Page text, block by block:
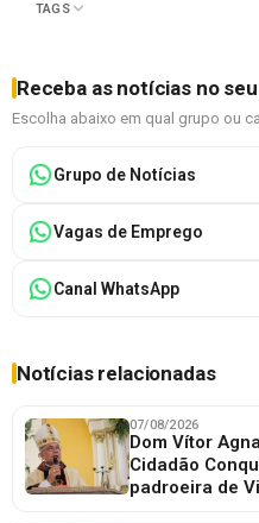
TAGS
Receba as notícias no
Escolha abaixo em qual grupo ou
Grupo de Notícias
Vagas de Emprego
Canal WhatsApp
Notícias relacionadas
07/08/2026
Dom Vítor
Cidadão
padroeira de